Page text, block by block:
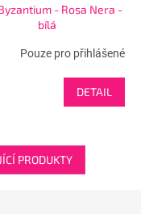
- Rosa Nera -
bílá
Pouze pro přihlášené
DETAIL
PRODUKTY